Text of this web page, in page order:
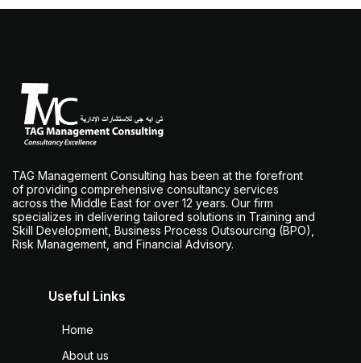
TAG Management Consulting has been at the forefront
of providing comprehensive consultancy services
across the Middle East for over 12 years. Our firm
specializes in delivering tailored solutions in Training and
Skill Development, Business Process Outsourcing (BPO),
Risk Management, and Financial Advisory.
Useful Links
Home
About us